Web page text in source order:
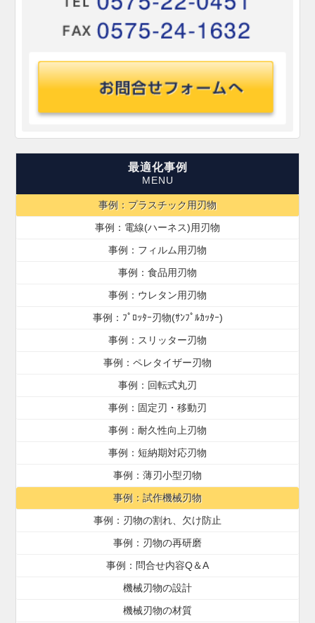
最適化事例
事例：プラスチック用刃物
事例：電線(ハーネス)用刃物
事例：フィルム用刃物
事例：食品用刃物
事例：ウレタン用刃物
事例：ﾌﾟﾛｯﾀｰ刃物(ｻﾝﾌﾟﾙｶｯﾀｰ)
事例：スリッター刃物
事例：ペレタイザー刃物
事例：回転式丸刃
事例：固定刃・移動刃
事例：耐久性向上刃物
事例：短納期対応刃物
事例：薄刃小型刃物
事例：試作機械刃物
事例：刃物の割れ、欠け防止
事例：刃物の再研磨
事例：問合せ内容Q＆A
機械刃物の設計
機械刃物の材質